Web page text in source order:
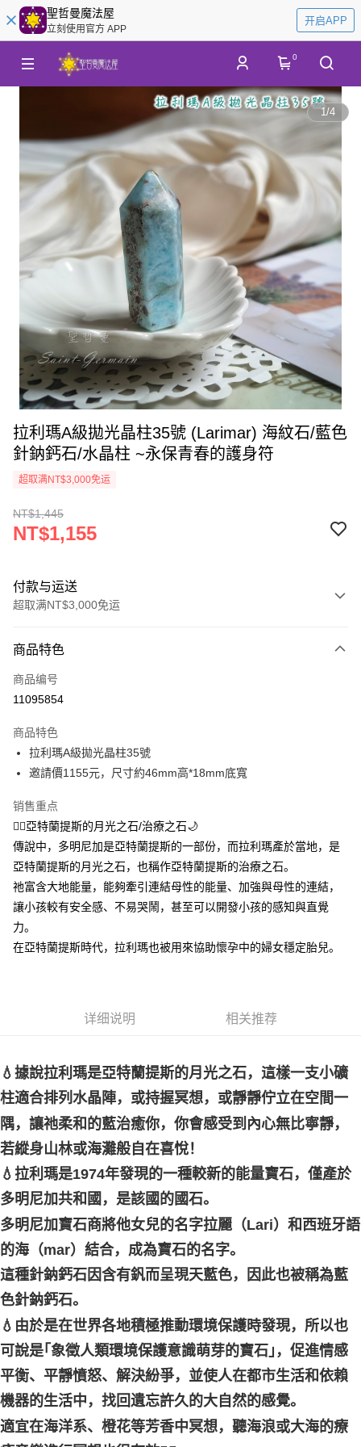
聖哲曼魔法屋
立刻使用官方 APP
开启APP
0
1/4
拉利瑪A級拋光晶柱35號 (Larimar) 海紋石/藍色
針鈉鈣石/水晶柱 ~永保青春的護身符
超取满NT$3,000免运
NT$1,445
NT$1,155
付款与运送
超取满NT$3,000免运
信用卡一次付款
超商取货付款
Apple Pay
街口支付
悠遊付
ATM付款
全家取貨付款
每笔NT$80，满NT$3,000(含以上)免运费
7-11取貨付款
每笔NT$80，满NT$3,000(含以上)免运费
免运费
商品特色
商品编号
11095854
商品特色
拉利瑪A級拋光晶柱35號
邀請價1155元，尺寸約46mm高*18mm底寬
销售重点
🧜‍♀️亞特蘭提斯的月光之石/治療之石🌙
傳說中，多明尼加是亞特蘭提斯的一部份，而拉利瑪產於當地，是
亞特蘭提斯的月光之石，也稱作亞特蘭提斯的治療之石。
祂富含大地能量，能夠牽引連結母性的能量、加強與母性的連結，
讓小孩較有安全感、不易哭鬧，甚至可以開發小孩的感知與直覺
力。
在亞特蘭提斯時代，拉利瑪也被用來協助懷孕中的婦女穩定胎兒。
详细说明 相关推荐
💧據說拉利瑪是亞特蘭提斯的月光之石，這樣一支小礦
柱適合排列水晶陣，或持握冥想，或靜靜佇立在空間一
隅，讓祂柔和的藍治癒你，你會感受到內心無比寧靜，
若縱身山林或海灘般自在喜悅！
💧拉利瑪是1974年發現的一種較新的能量寶石，僅產於
多明尼加共和國，是該國的國石。
多明尼加寶石商將他女兒的名字拉麗（Lari）和西班牙語
的海（mar）結合，成為寶石的名字。
這種針鈉鈣石因含有釩而呈現天藍色，因此也被稱為藍
色針鈉鈣石。
💧由於是在世界各地積極推動環境保護時發現，所以也
可說是｢象徵人類環境保護意識萌芽的寶石｣，促進情感
平衡、平靜憤怒、解決紛爭，並使人在都市生活和依賴
機器的生活中，找回遺忘許久的大自然的感覺。
適宜在海洋系、橙花等芳香中冥想，聽海浪或大海的療